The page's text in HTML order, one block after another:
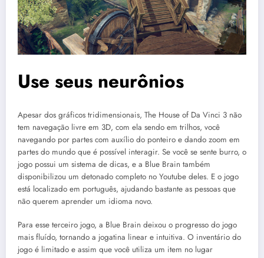
Use seus neurônios
Apesar dos gráficos tridimensionais, The House of Da Vinci 3 não
tem navegação livre em 3D, com ela sendo em trilhos, você
navegando por partes com auxílio do ponteiro e dando zoom em
partes do mundo que é possível interagir. Se você se sente burro, o
jogo possui um sistema de dicas, e a Blue Brain também
disponibilizou um detonado completo no Youtube deles. E o jogo
está localizado em português, ajudando bastante as pessoas que
não querem aprender um idioma novo.
Para esse terceiro jogo, a Blue Brain deixou o progresso do jogo
mais fluído, tornando a jogatina linear e intuitiva. O inventário do
jogo é limitado e assim que você utiliza um item no lugar